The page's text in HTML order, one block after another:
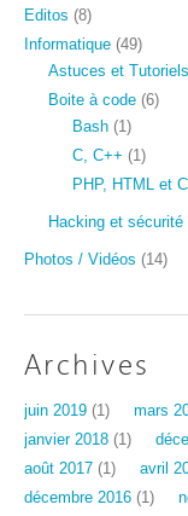
Editos (8)
Informatique (49)
Astuces et Tutoriels
Boite à code (6)
Bash (1)
C, C++ (1)
PHP, HTML et
Hacking et sécurité
Photos / Vidéos (14)
Archives
juin 2019 (1) mars
janvier 2018 (1)
août 2017 (1) avril
décembre 2016 (1)